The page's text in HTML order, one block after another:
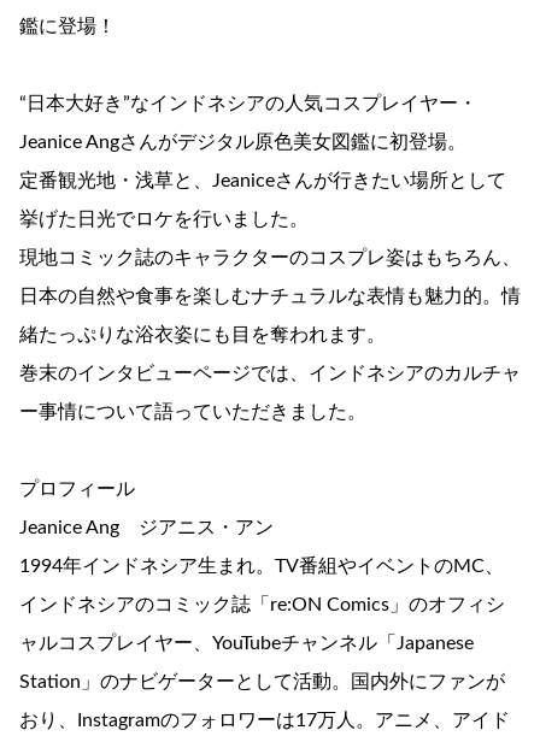
鑑に登場！
“日本大好き”なインドネシアの人気コスプレイヤー・
Jeanice Angさんがデジタル原色美女図鑑に初登場。
定番観光地・浅草と、Jeaniceさんが行きたい場所として
挙げた日光でロケを行いました。
現地コミック誌のキャラクターのコスプレ姿はもちろん、
日本の自然や食事を楽しむナチュラルな表情も魅力的。情
緒たっぷりな浴衣姿にも目を奪われます。
巻末のインタビューページでは、インドネシアのカルチャ
ー事情について語っていただきました。
プロフィール
Jeanice Ang ジアニス・アン
1994年インドネシア生まれ。TV番組やイベントのMC、
インドネシアのコミック誌「re:ON Comics」のオフィシ
ャルコスプレイヤー、YouTubeチャンネル「Japanese
Station」のナビゲーターとして活動。国内外にファンが
おり、Instagramのフォロワーは17万人。アニメ、アイド